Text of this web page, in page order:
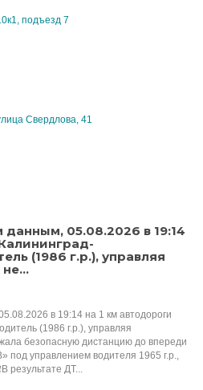
подъезд 7
Свердлова, 41
05.08.2026 в 19:14
(1986 г.р.), управляя
в 19:14 на 1 км автодороги
(1986 г.р.), управляя
безопасную дистанцию до впереди
под управлением водителя 1965 г.р.,
результате ДТ...